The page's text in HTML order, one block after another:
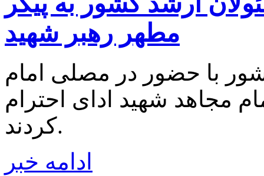
مطهر رهبر شهید
با حضور در مصلی امام
مجاهد شهید ادای احترام
کردند.
ادامه خبر